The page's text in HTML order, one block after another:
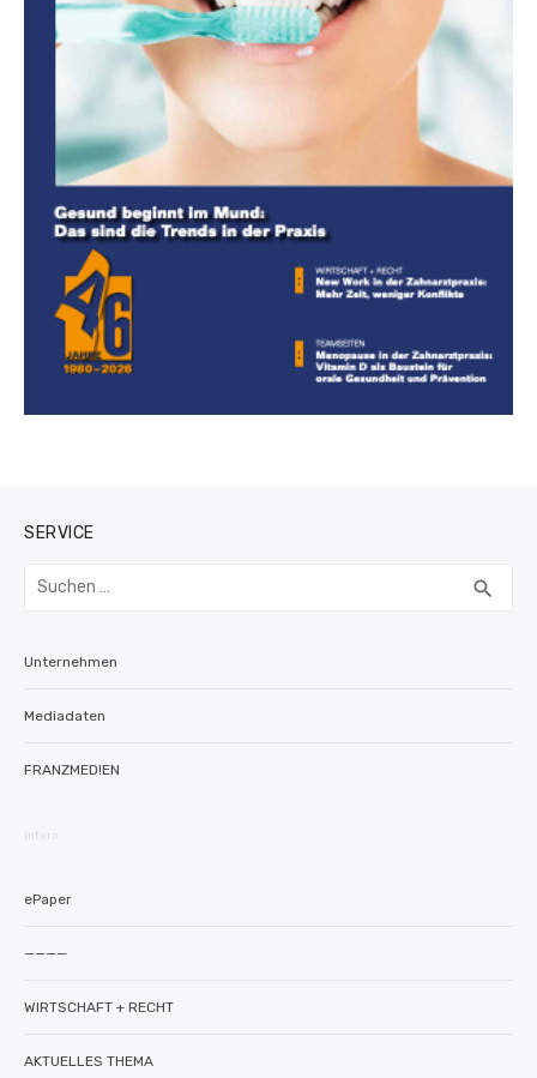
SERVICE
Suchen
search
Unternehmen
Mediadaten
FRANZMED!EN
intern
ePaper
————
WIRTSCHAFT + RECHT
AKTUELLES THEMA